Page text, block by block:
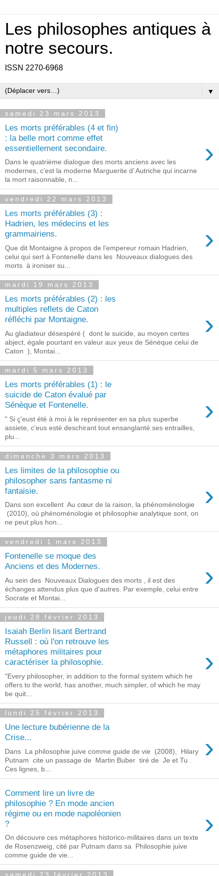
Les philosophes antiques à
notre secours.
ISSN 2270-6968
▼
samedi 23 mars 2013
Les morts préférables (4 et fin)
: la belle mort comme effet
essentiellement secondaire.
›
Dans le quatrième dialogue des morts anciens avec les
modernes, c’est la moderne Marguerite d’ Autriche qui incarne
la mort raisonnable, n...
vendredi 22 mars 2013
Les morts préférables (3) :
Hadrien, les médecins et les
grammairiens.
›
Que dit Montaigne à propos de l’empereur romain Hadrien,
celui qui sert à Fontenelle dans les Nouveaux dialogues des
morts à ironiser su...
mardi 19 mars 2013
Les morts préférables (2) : les
multiples reflets de Caton
réfléchi par Montaigne.
›
Au gladiateur désespéré ( dont le suicide, au moyen certes
abject, égale pourtant en valeur aux yeux de Sénèque celui de
Caton ), Montai...
mardi 5 mars 2013
Les morts préférables (1) : le
suicide de Caton évalué par
Sénèque et Fontenelle.
›
" Si ç'eust été à moi à le représenter en sa plus superbe
assiete, c'eus esté deschirant tout ensanglanté ses entrailles,
plu...
dimanche 3 mars 2013
Les limites de la philosophie ou
philosopher sans fantasme ni
fantaisie.
›
Dans son excellent Au cœur de la raison, la phénoménologie
(2010), où phénoménologie et philosophie analytique sont, on
ne peut plus hon...
vendredi 1 mars 2013
Fontenelle se moque des
Anciens et des Modernes.
›
Au sein des Nouveaux Dialogues des morts , il est des
échanges attendus plus que d'autres. Par exemple, celui entre
Socrate et Montai...
jeudi 28 février 2013
Isaiah Berlin lisant Bertrand
Russell : où l'on retrouve les
métaphores militaires pour
caractériser la philosophie.
›
"Every philosopher, in addition to the formal system which he
offers to the world, has another, much simpler, of which he may
be quit...
lundi 25 février 2013
Une lecture bubérienne de la
Crise...
›
Dans La philosophie juive comme guide de vie (2008), Hilary
Putnam cite un passage de Martin Buber tiré de Je et Tu .
Ces lignes, b...
Comment lire un livre de
philosophie ? En mode ancien
régime ou en mode napoléonien
?
›
On découvre ces métaphores historico-militaires dans un texte
de Rosenzweig, cité par Putnam dans sa Philosophie juive
comme guide de vie...